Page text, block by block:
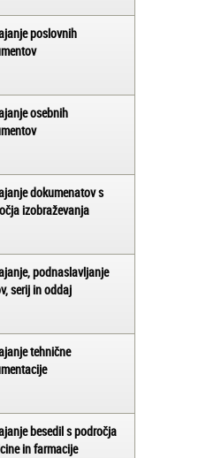
poslovnih
osebnih
dokumenatov s
izobraževanja
podnaslavljanje
serij in oddaj
tehnične
besedil s področja
in farmacije